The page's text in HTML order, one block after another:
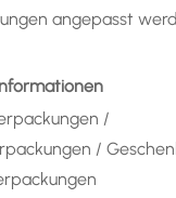
angepasst
/
/